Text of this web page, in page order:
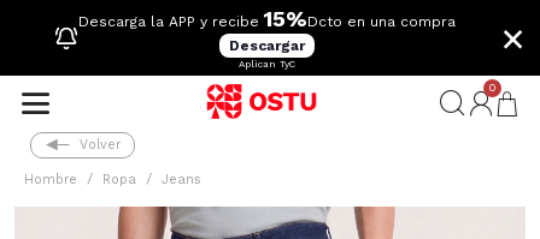
Descarga la APP y recibe 15%Dcto en una compra
Descargar
Aplican TyC
×
0
Volver
Hombre Ropa Jeans